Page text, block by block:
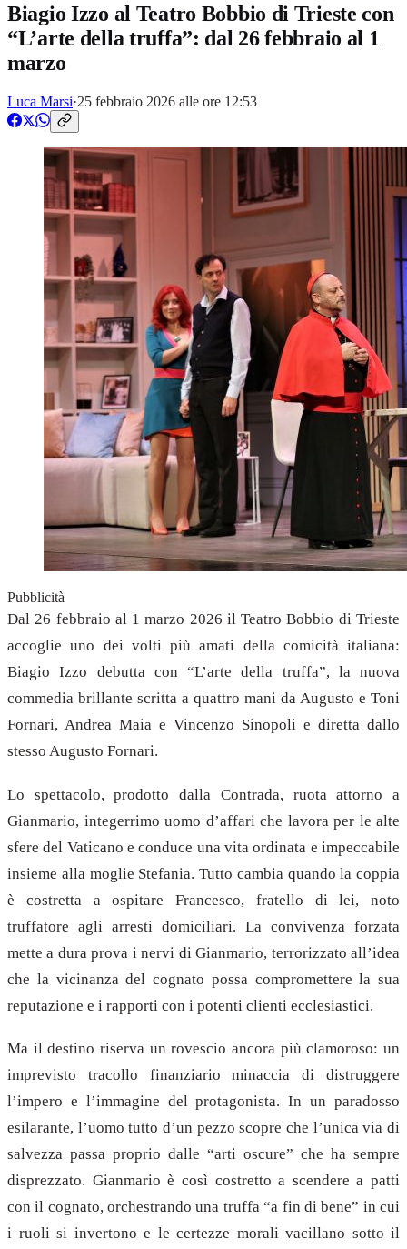
Biagio Izzo al Teatro Bobbio di Trieste con
“L’arte della truffa”: dal 26 febbraio al 1
marzo
Luca Marsi·25 febbraio 2026 alle ore 12:53
Pubblicità
Dal 26 febbraio al 1 marzo 2026 il Teatro Bobbio di Trieste
accoglie uno dei volti più amati della comicità italiana:
Biagio Izzo debutta con “L’arte della truffa”, la nuova
commedia brillante scritta a quattro mani da Augusto e Toni
Fornari, Andrea Maia e Vincenzo Sinopoli e diretta dallo
stesso Augusto Fornari.
Lo spettacolo, prodotto dalla Contrada, ruota attorno a
Gianmario, integerrimo uomo d’affari che lavora per le alte
sfere del Vaticano e conduce una vita ordinata e impeccabile
insieme alla moglie Stefania. Tutto cambia quando la coppia
è costretta a ospitare Francesco, fratello di lei, noto
truffatore agli arresti domiciliari. La convivenza forzata
mette a dura prova i nervi di Gianmario, terrorizzato all’idea
che la vicinanza del cognato possa compromettere la sua
reputazione e i rapporti con i potenti clienti ecclesiastici.
Ma il destino riserva un rovescio ancora più clamoroso: un
imprevisto tracollo finanziario minaccia di distruggere
l’impero e l’immagine del protagonista. In un paradosso
esilarante, l’uomo tutto d’un pezzo scopre che l’unica via di
salvezza passa proprio dalle “arti oscure” che ha sempre
disprezzato. Gianmario è così costretto a scendere a patti
con il cognato, orchestrando una truffa “a fin di bene” in cui
i ruoli si invertono e le certezze morali vacillano sotto il